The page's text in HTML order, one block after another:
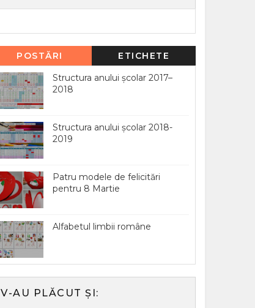
POSTĂRI
POPULARE
ETICHETE
Structura anului școlar 2017–
2018
Structura anului școlar 2018-
2019
Patru modele de felicitări
pentru 8 Martie
Alfabetul limbii române
V-AU PLĂCUT ȘI: